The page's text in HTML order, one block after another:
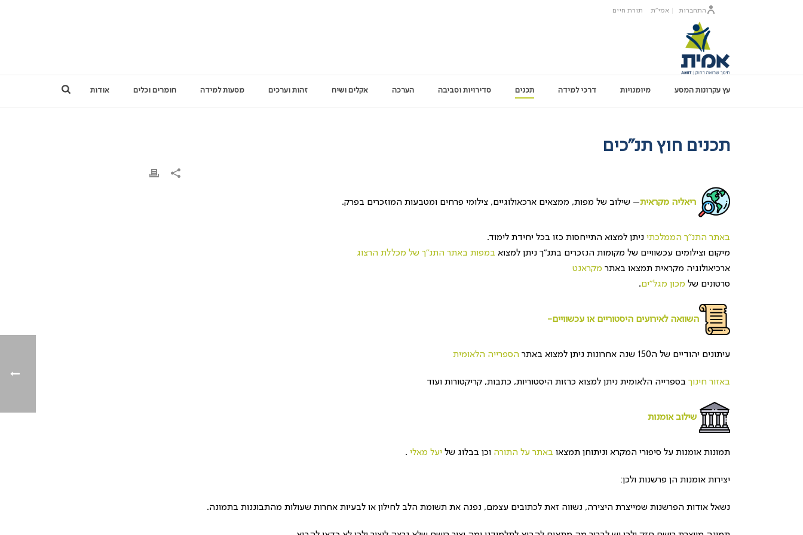
אמי"ת תורת חיים התחברות
עץ עקרונות המסע מיומנויות דרכי למידה תכנים סדירויות וסביבה הערכה אקלים ושיח זהות וערכים מסעות למידה חומרים וכלים אודות
תכנים חוץ תנ"כים
ריאליה מקראית– שילוב של מפות, ממצאים ארכאולוגיים, צילומי פרחים ומטבעות המוזכרים בפרק.
באתר התנ"ך הממלכתי ניתן למצוא התייחסות כזו בכל יחידת לימוד.
מיקום וצילומים עכשוויים של מקומות הנזכרים בתנ"ך ניתן למצוא במפות באתר התנ"ך של מכללת הרצוג
ארכיאולוגיה מקראית תמצאו באתר מקראנט
סרטונים של מכון מגל"ים.
השוואה לאירועים היסטוריים או עכשוויים-
עיתונים יהודיים של ה150 שנה אחרונות ניתן למצוא באתר הספרייה הלאומית
באזור חינוך בספרייה הלאומית ניתן למצוא כרזות היסטוריות, כתבות, קריקטורות ועוד
שילוב אומנות
תמונות אומנות על סיפורי המקרא וניתוחן תמצאו באתר על התורה וכן בבלוג של יעל מאלי .
יצירות אומנות הן פרשנות ולכן:
נשאל אודות הפרשנות שמייצרת היצירה, נשווה זאת לכתובים עצמם, נפנה את תשומת הלב לחילון או לבעיות אחרות שעולות מהתבוננות בתמונה.